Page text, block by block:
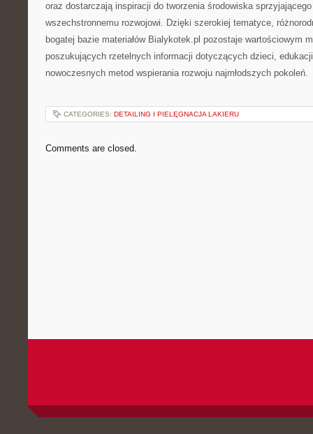
oraz dostarczają inspiracji do tworzenia środowiska
wszechstronnemu rozwojowi. Dzięki szerokiej tematyce,
bogatej bazie materiałów Bialykotek.pl pozostaje wartościowym
poszukujących rzetelnych informacji dotyczących dzieci,
nowoczesnych metod wspierania rozwoju najmłodszych pokoleń.
CATEGORIES: DETAILING I PIELĘGNACJA LAKIERU
Comments are closed.